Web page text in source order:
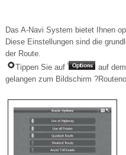
Das A-Navi System bietet Ihnen
Diese Einstellungen sind die
der Route.
Tippen Sie auf
auf
gelangen zum Bildschirm